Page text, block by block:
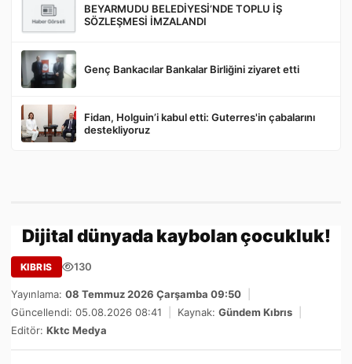
BEYARMUDU BELEDİYESİ’NDE TOPLU İŞ
SÖZLEŞMESİ İMZALANDI
Genç Bankacılar Bankalar Birliğini ziyaret etti
Fidan, Holguin’i kabul etti: Guterres'in çabalarını
destekliyoruz
Dijital dünyada kaybolan çocukluk!
KIBRIS 130
Yayınlama: 08 Temmuz 2026 Çarşamba 09:50
Güncellendi: 05.08.2026 08:41
Kaynak: Gündem Kıbrıs
Editör: Kktc Medya